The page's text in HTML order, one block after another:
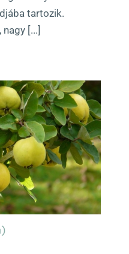
tartozik.
[...]